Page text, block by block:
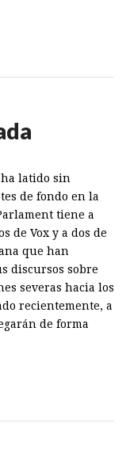
latido sin
de fondo en la
tiene a
de Vox y a dos de
que han
discursos sobre
severas hacia los
recientemente, a
de forma